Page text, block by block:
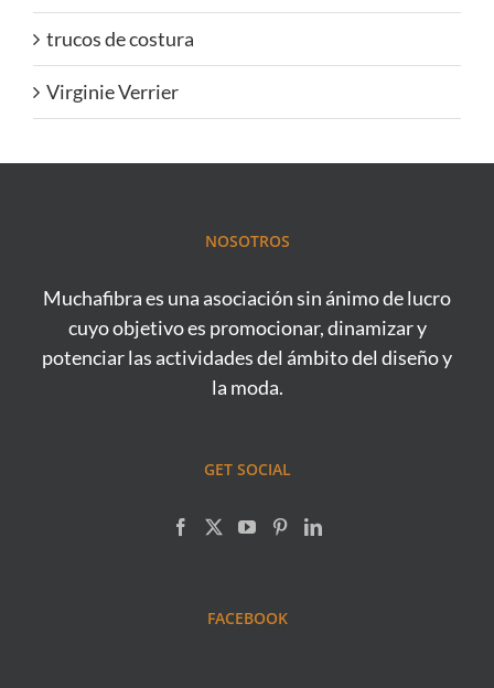
trucos de costura
Virginie Verrier
NOSOTROS
Muchafibra es una asociación sin ánimo de lucro
cuyo objetivo es promocionar, dinamizar y
potenciar las actividades del ámbito del diseño y
la moda.
GET SOCIAL
FACEBOOK